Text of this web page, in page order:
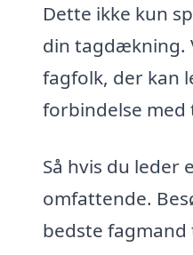
Dette ikke kun
din tagdækning.
fagfolk, der kan
forbindelse
Så hvis du
omfattende.
bedste